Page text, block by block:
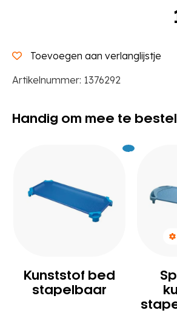
Toevoegen aan verlanglijstje
Artikelnummer: 1376292
Handig om mee te
Kunststof bed
stapelbaar
Excl.